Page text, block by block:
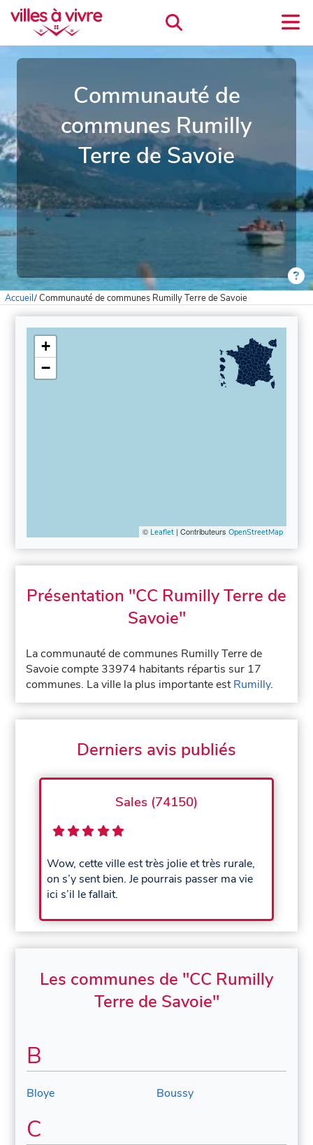
Communauté de
communes Rumilly
Terre de Savoie
Accueil/Communauté de communes Rumilly Terre de Savoie
+
−
© Leaflet| Contributeurs OpenStreetMap
Présentation "CC Rumilly Terre de
Savoie"
La communauté de communes Rumilly Terre de
Savoie compte 33974 habitants répartis sur 17
communes. La ville la plus importante estRumilly.
Derniers avis publiés
Sales (74150)
Wow, cette ville est très jolie et très rurale,
on s’y sent bien. Je pourrais passer ma vie
ici s’il le fallait.
Les communes de "CC Rumilly
Terre de Savoie"
B
Bloye Boussy
C